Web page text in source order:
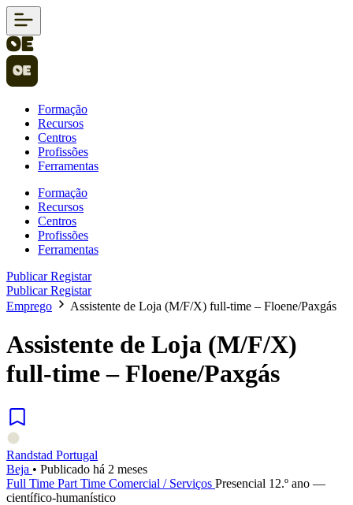
Formação
Recursos
Centros
Profissões
Ferramentas
Formação
Recursos
Centros
Profissões
Ferramentas
PublicarRegistar
PublicarRegistar
Emprego
Assistente de Loja (M/F/X) full-time – Floene/Paxgás
Assistente de Loja (M/F/X)
full-time – Floene/Paxgás
Randstad Portugal
Beja • Publicado há 2 meses
Full Time Part Time Comercial / Serviços Presencial 12.º ano —
científico-humanístico